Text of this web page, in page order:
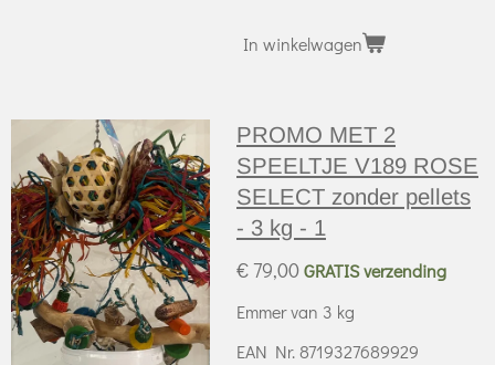
In winkelwagen
PROMO MET 2
SPEELTJE V189 ROSE
SELECT zonder pellets
- 3 kg - 1
€ 79,00GRATIS verzending
Emmer van 3 kg
EAN Nr. 8719327689929